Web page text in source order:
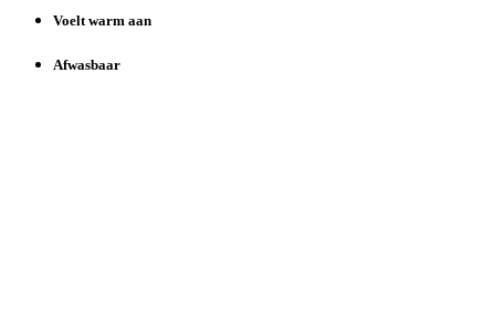
Voelt warm aan
Afwasbaar